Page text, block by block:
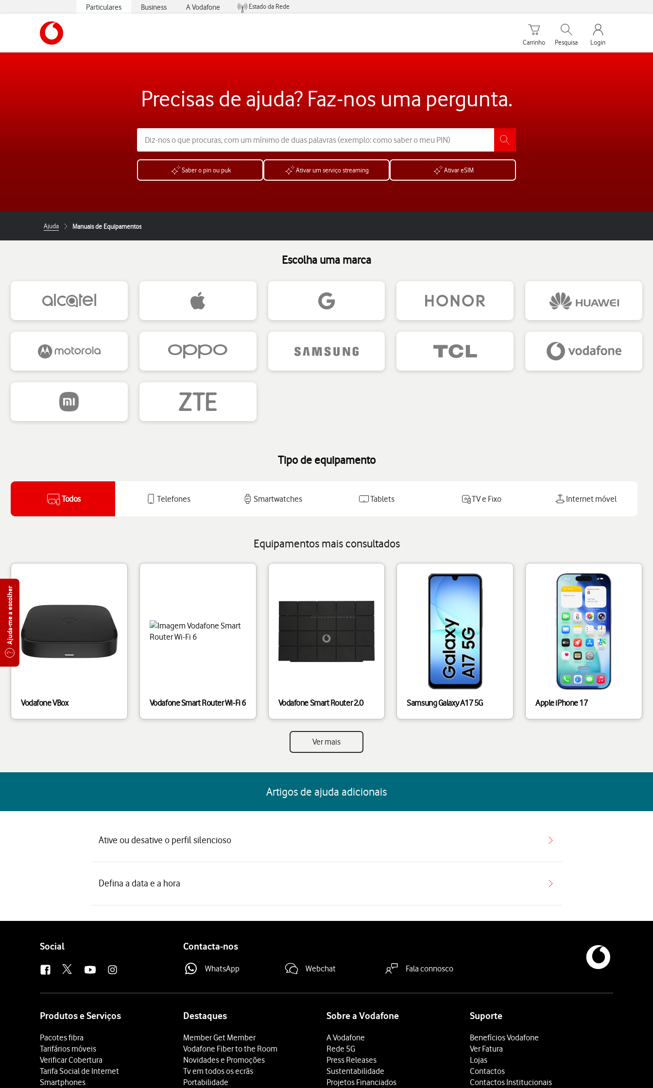
Particulares Business A Vodafone
Estado da Rede
Carrinho de compras
Carrinho
Pesquisar
Pesquisa
My Vodafone
Login
Precisas de ajuda? Faz-nos uma pergunta.
Saber o pin ou puk Ativar um serviço streaming Ativar eSIM
Ajuda Manuais de Equipamentos
Escolha uma marca
Tipo de equipamento
Todos Telefones Smartwatches Tablets TV e Fixo Internet móvel
Equipamentos mais consultados
Vodafone VBox Vodafone Smart Router Wi-Fi 6 Vodafone Smart Router 2.0 Samsung Galaxy A17 5G Apple iPhone 17
Ver mais
Artigos de ajuda adicionais
Ative ou desative o perfil silencioso
Defina a data e a hora
Ajuda-me a escolher
Follow
Social Contacta-nos
WhatsApp Webchat Fala connosco
Produtos e Serviços
Pacotes fibra
Tarifários móveis
Verificar Cobertura
Tarifa Social de Internet
Smartphones
Destaques
Member Get Member
Vodafone Fiber to the Room
Novidades e Promoções
Tv em todos os ecrãs
Portabilidade
Sobre a Vodafone
A Vodafone
Rede 5G
Press Releases
Sustentabilidade
Projetos Financiados
Suporte
Benefícios Vodafone
Ver Fatura
Lojas
Contactos
Contactos Institucionais